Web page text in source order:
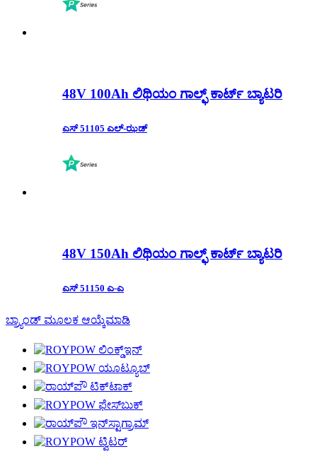
48V 100Ah ಲಿಥಿಯಂ ಗಾಲ್ಫ್ ಕಾರ್ಟ್ ಬ್ಯಾಟರಿ
ಎಸ್ 51105 ಎಲ್-ಝಡ್
48V 150Ah ಲಿಥಿಯಂ ಗಾಲ್ಫ್ ಕಾರ್ಟ್ ಬ್ಯಾಟರಿ
ಎಸ್ 51150 ಎ-ಎ
ಬ್ರ್ಯಾಂಡ್ ಮೂಲಕ ಆಯ್ಕೆಮಾಡಿ